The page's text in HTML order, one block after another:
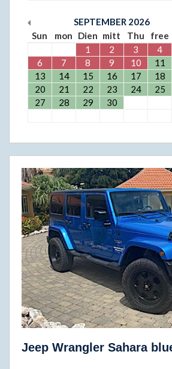
SEPTEMBER 2026
Sun
mon Dien mitt Thu free
1
2 3 4
6
7 8 9 10 11
13
14 15 16 17 18
20
21 22 23 24 25
27
28 29 30
Jeep Wrangler Sahara